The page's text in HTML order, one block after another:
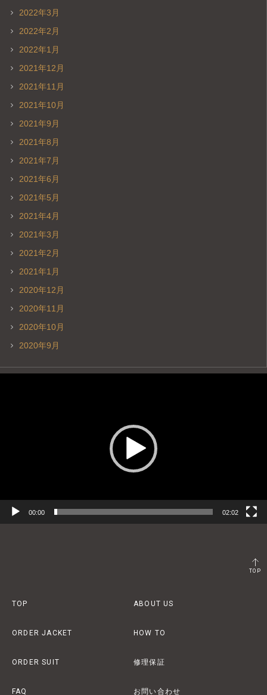
2022年3月
2022年2月
2022年1月
2021年12月
2021年11月
2021年10月
2021年9月
2021年8月
2021年7月
2021年6月
2021年5月
2021年4月
2021年3月
2021年2月
2021年1月
2020年12月
2020年11月
2020年10月
2020年9月
00:00 02:02
TOP
TOP ABOUT US
ORDER JACKET HOW TO
ORDER SUIT 修理保証
FAQ お問い合わせ